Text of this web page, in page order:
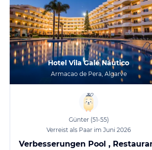
Hotel Vila Galé Náutico
Armacao de Pera, Algarve
Günter (51-55)
Verreist als Paar im Juni 2026
Verbesserungen Pool ,